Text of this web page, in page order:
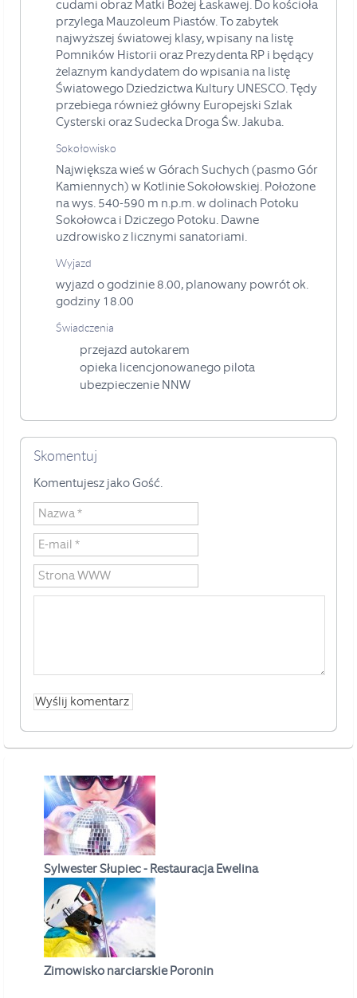
cudami obraz Matki Bożej Łaskawej. Do kościoła
przylega Mauzoleum Piastów. To zabytek
najwyższej światowej klasy, wpisany na listę
Pomników Historii oraz Prezydenta RP i będący
żelaznym kandydatem do wpisania na listę
Światowego Dziedzictwa Kultury UNESCO. Tędy
przebiega również główny Europejski Szlak
Cysterski oraz Sudecka Droga Św. Jakuba.
Sokołowisko
Największa wieś w Górach Suchych (pasmo Gór
Kamiennych) w Kotlinie Sokołowskiej. Położone
na wys. 540-590 m n.p.m. w dolinach Potoku
Sokołowca i Dziczego Potoku. Dawne
uzdrowisko z licznymi sanatoriami.
Wyjazd
wyjazd o godzinie 8.00, planowany powrót ok.
godziny 18.00
Świadczenia
przejazd autokarem
opieka licencjonowanego pilota
ubezpieczenie NNW
Skomentuj
Komentujesz jako Gość.
Sylwester Słupiec - Restauracja Ewelina
Zimowisko narciarskie Poronin